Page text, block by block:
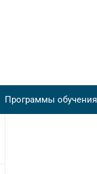
Программы обучения